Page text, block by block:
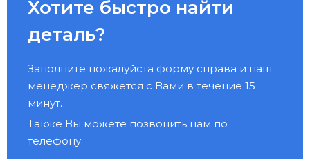
Хотите быстро найти
деталь?
Заполните пожалуйста форму справа и наш
менеджер свяжется с Вами в течение 15
минут.
Также Вы можете позвонить нам по
телефону: